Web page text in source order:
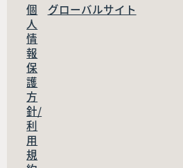
個
人
情
報
保
護
方
針/
利
用
規
グローバルサイト